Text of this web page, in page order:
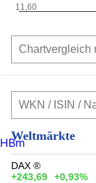
11,60
Weltmärkte
DAX ®
+243,69
+0,93%
HBm